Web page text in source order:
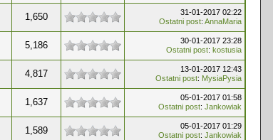
1,650
31-01-2017 02:22
Ostatni post: AnnaMaria
5,186
30-01-2017 23:28
Ostatni post: kostusia
4,817
13-01-2017 12:43
Ostatni post: MysiaPysia
1,637
05-01-2017 01:58
Ostatni post: Jankowiak
1,589
05-01-2017 01:29
Ostatni post: Jankowiak